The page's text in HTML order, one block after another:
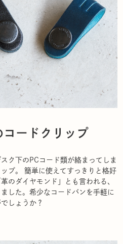
コードクリップ
ク下のPCコード類が絡まってしま
プ。 簡単に使えてすっきりと格好
のダイヤモンド」とも言われる、
した。希少なコードバンを手軽に
しょうか？